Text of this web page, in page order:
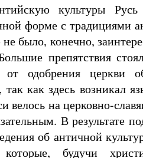
культуры
форме с традициями
не было, конечно,
препятствия
от одобрения церкви
так как здесь возникал
велось на церковно-
В результате
об античной
которые, будучи